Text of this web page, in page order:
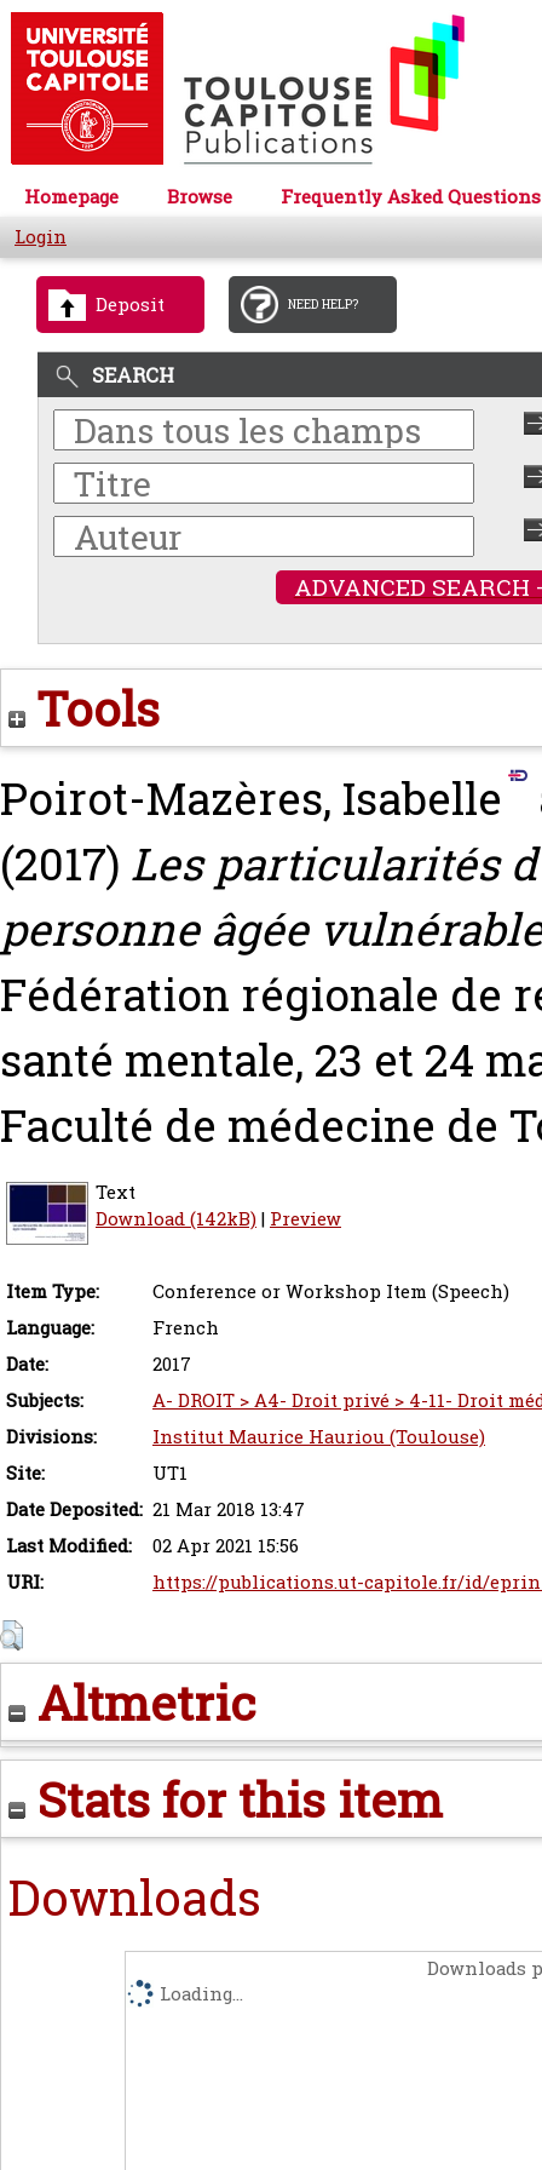
Homepage Browse
Frequently Asked Questions
Login
Deposit NEED HELP?
SEARCH
ADVANCED SEARCH
Tools
Poirot-Mazères, Isabelle
(2017) Les particularités
personne âgée
Fédération régionale de
santé mentale, 23 et 24
Faculté de médecine de
Text
Download (142kB)| Preview
Item Type:
Conference or Workshop Item (Speech)
Language:
French
Date:
2017
Subjects:
A- DROIT > A4- Droit privé > 4-11- Droit
Divisions:
Institut Maurice Hauriou (Toulouse)
Site:
UT1
Date Deposited: 21 Mar 2018 13:47
Last Modified:
02 Apr 2021 15:56
URI:
https://publications.ut-capitole.fr/id/
Altmetric
Stats for this item
Downloads
Downloads
Loading...